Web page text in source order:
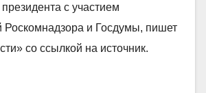
с участием
Роскомнадзора и Госдумы, пишет
со ссылкой на источник.